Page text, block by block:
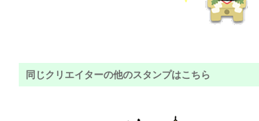
同じクリエイターの他のスタンプはこちら